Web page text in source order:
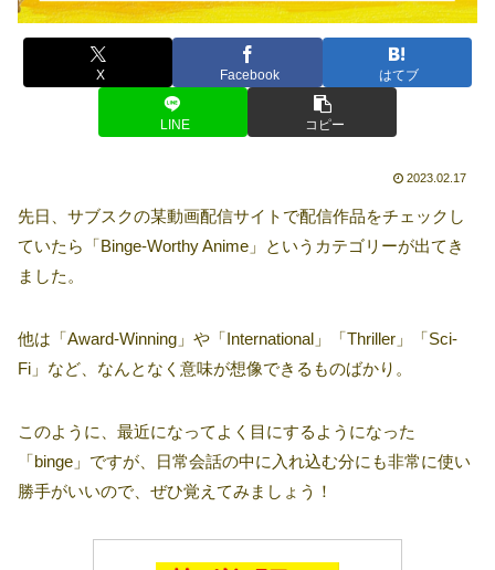
X Facebook はてブ
LINE コピー
2023.02.17
先日、サブスクの某動画配信サイトで配信作品をチェックし
ていたら「Binge-Worthy Anime」というカテゴリーが出てき
ました。
他は「Award-Winning」や「International」「Thriller」「Sci-
Fi」など、なんとなく意味が想像できるものばかり。
このように、最近になってよく目にするようになった
「binge」ですが、日常会話の中に入れ込む分にも非常に使い
勝手がいいので、ぜひ覚えてみましょう！